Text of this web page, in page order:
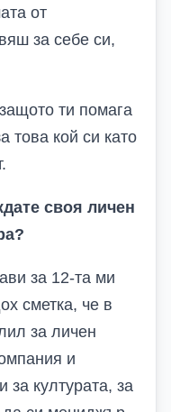
от
за себе си,
ти помага
това кой си като
своя личен
за 12-та ми
сметка, че в
за личен
и
за културата, за